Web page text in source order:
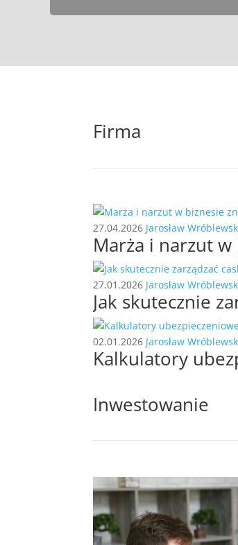
Firma
27.04.2026 Jarosław
Marża i narzut
27.01.2026 Jarosław
Jak skutecznie
02.01.2026 Jarosław
Kalkulatory
Inwestowanie